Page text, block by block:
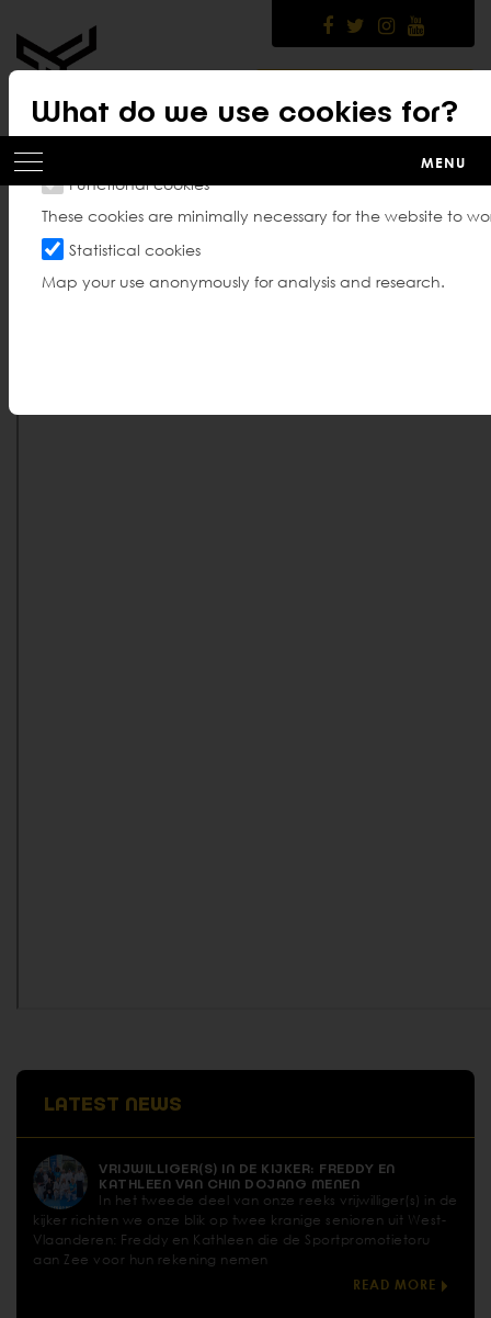
main
content
What do we use cookies for?
Functional cookies
These cookies are minimally necessary for the website to
Statistical cookies
Map your use anonymously for analysis and research.
MENU
Kalender
LATEST NEWS
VRIJWILLIGER(S) IN DE KIJKER: FREDDY EN
KATHLEEN VAN CHIN DOJANG MENEN
In het tweede deel van onze reeks vrijwilliger(s) in de
kijker richten we onze blik op twee kranige senioren uit West-
Vlaanderen: Freddy en Kathleen die de Sportpromotietoru
aan Zee voor hun rekening nemen
READ MORE